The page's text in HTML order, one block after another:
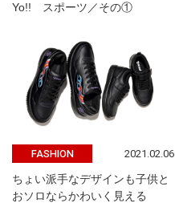
Yo!! スポーツ／その①
FASHION 2021.02.06
ちょい派手なデザインも子供と
おソロならかわいく見える